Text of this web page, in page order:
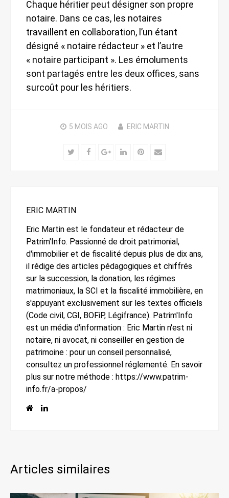
Chaque héritier peut désigner son propre
notaire. Dans ce cas, les notaires
travaillent en collaboration, l’un étant
désigné « notaire rédacteur » et l’autre
« notaire participant ». Les émoluments
sont partagés entre les deux offices, sans
surcoût pour les héritiers.
5 MOIS AGO ERIC MARTIN
TwitterFacebookGoogle+
LinkedInPinterest
Email
ERIC MARTIN
Eric Martin est le fondateur et rédacteur de
Patrim'Info. Passionné de droit patrimonial,
d'immobilier et de fiscalité depuis plus de dix ans,
il rédige des articles pédagogiques et chiffrés
sur la succession, la donation, les régimes
matrimoniaux, la SCI et la fiscalité immobilière, en
s'appuyant exclusivement sur les textes officiels
(Code civil, CGI, BOFiP, Légifrance). Patrim'Info
est un média d'information : Eric Martin n'est ni
notaire, ni avocat, ni conseiller en gestion de
patrimoine : pour un conseil personnalisé,
consultez un professionnel réglementé. En savoir
plus sur notre méthode : https://www.patrim-
info.fr/a-propos/
Articles similaires